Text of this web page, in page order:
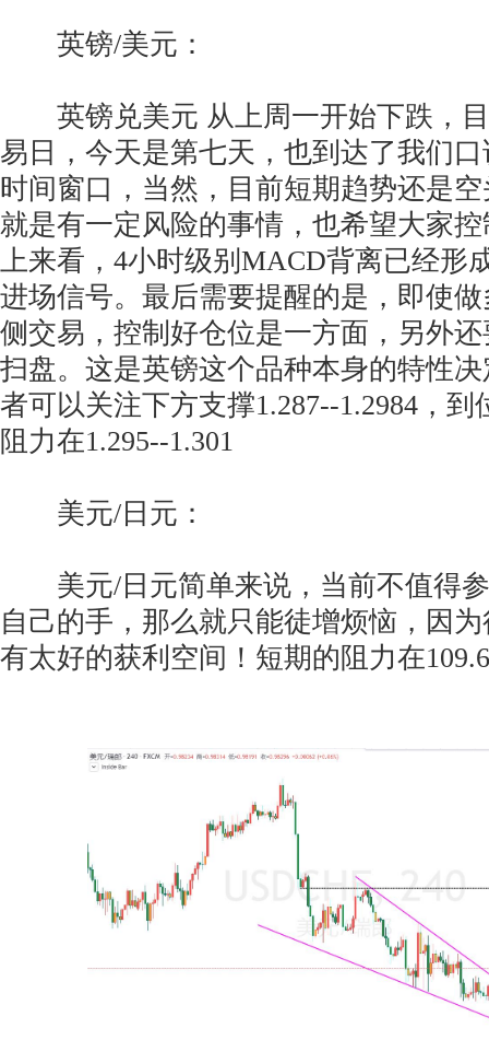
英镑/美元：
英镑兑美元 从上周一开始下跌，目
易日，今天是第七天，也到达了我们
时间窗口，当然，目前短期趋势还是
就是有一定风险的事情，也希望大家
上来看，4小时级别MACD背离已经形
进场信号。最后需要提醒的是，即使
侧交易，控制好仓位是一方面，另外
扫盘。这是英镑这个品种本身的特性
者可以关注下方支撑1.287--1.2984，
阻力在1.295--1.301
美元/日元：
美元/日元简单来说，当前不值得参
自己的手，那么就只能徒增烦恼，因
有太好的获利空间！短期的阻力在